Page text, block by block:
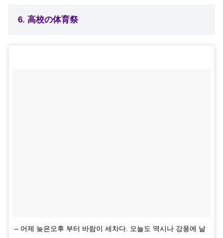
6. 高校の体育祭
– 어제 늦은오후 부터 바람이 세차다. 오늘도 역시나 강풍에 날